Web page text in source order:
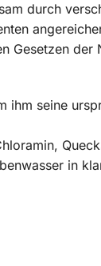
durch
Gesetzen
ihm seine
in